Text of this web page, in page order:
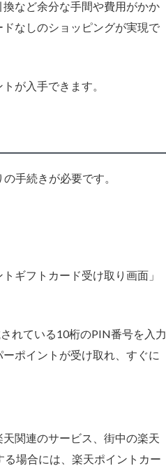
など余分な手間や費用がかか
なしのショッピングが実現で
が入手できます。
手続きが必要です。
ギフトカード受け取り画面」
れている10桁のPIN番号を入力
ポイントが受け取れ、すぐに
関連のサービス、街中の楽天
場合には、楽天ポイントカー